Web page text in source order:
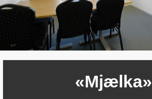
«Mjælka»